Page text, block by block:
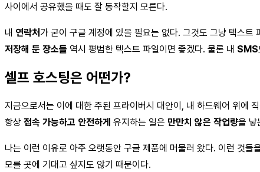
사이에서 공유했을 때도 잘 동작할지 모른다.
내 연락처 가 굳이 구글 계정에 있을 필요는 없다. 그것도 그냥 텍스트
저장해 둔 장소들 역시 평범한 텍스트 파일이면 좋겠다. 물론 내 SMS
셀프 호스팅은 어떤가?
지금으로서는 이에 대한 주된 프라이버시 대안이, 내 하드웨어 위에
항상 접속 가능하고 안전하게 유지하는 일은 만만치 않은 작업량을 낳
나는 이런 이유로 아주 오랫동안 구글 제품에 머물러 왔다. 이런 것들
모를 곳에 기대고 싶지도 않기 때문이다.